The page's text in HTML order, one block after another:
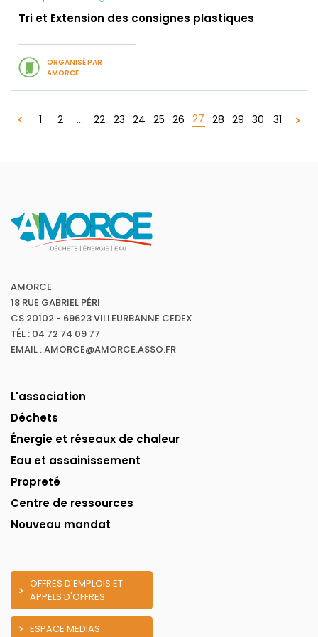
Tri et Extension des consignes plastiques
ORGANISÉ PAR
AMORCE
1 2 ... 22 23 24 25 26 27 28 29 30 31
AMORCE
18 RUE GABRIEL PÉRI
CS 20102 - 69623 VILLEURBANNE CEDEX
TÉL : 04 72 74 09 77
EMAIL : AMORCE@AMORCE.ASSO.FR
L'association
Déchets
Énergie et réseaux de chaleur
Eau et assainissement
Propreté
Centre de ressources
Nouveau mandat
OFFRES D'EMPLOIS ET
APPELS D'OFFRES
ESPACE MEDIAS